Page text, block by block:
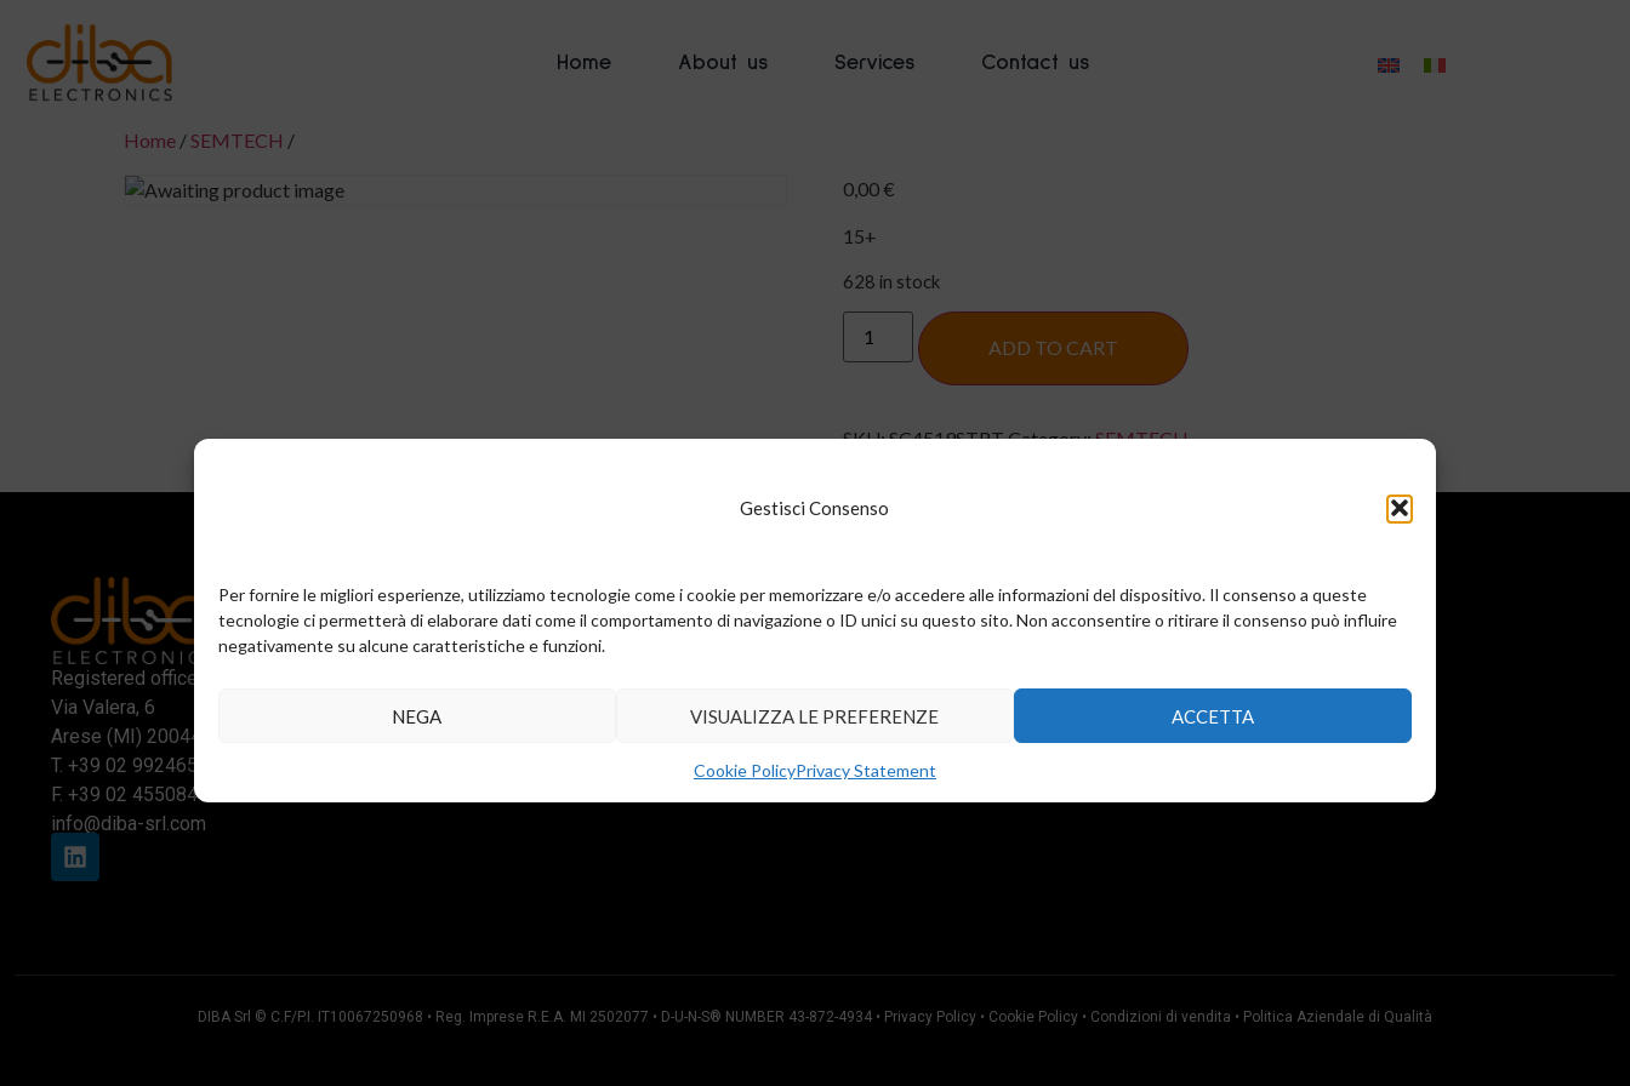
Gestisci Consenso
Per fornire le migliori esperienze, utilizziamo tecnologie come i cookie per memorizzare e/o accedere alle informazioni del dispositivo. Il consenso a queste
tecnologie ci permetterà di elaborare dati come il comportamento di navigazione o ID unici su questo sito. Non acconsentire o ritirare il consenso può influire
negativamente su alcune caratteristiche e funzioni.
NEGA VISUALIZZA LE PREFERENZE ACCETTA
Cookie PolicyPrivacy Statement
Home About us Services Contact us
Home /SEMTECH /
0,00 €
15+
628 in stock
ADD TO CART
SKU:SC4519STRTCategory:SEMTECH
Registered office and commercial office:
Via Valera, 6
Arese (MI) 20044
T. +39 02 99246521
F. +39 02 45508472
info@diba-srl.com
DIBA Srl © C.F/P.I. IT10067250968 • Reg. Imprese R.E.A. MI 2502077 • D-U-N-S® NUMBER 43-872-4934 • Privacy Policy • Cookie Policy • Condizioni di vendita • Politica Aziendale di Qualità